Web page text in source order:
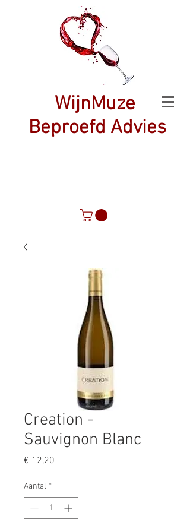
WijnMuze
Beproefd Advies
Creation -
Sauvignon Blanc
€ 12,20
Aantal *